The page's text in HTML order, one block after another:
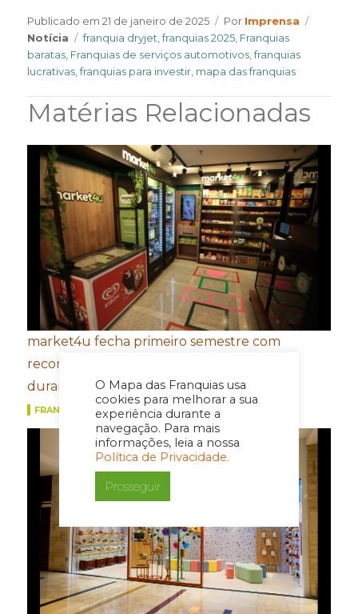
O Mapa das Franquias usa
cookies para melhorar a sua
experiência durante a
navegação. Para mais
informações, leia a nossa
Política de Privacidade.
Prosseguir
Publicado em21 de janeiro de 2025 Por Author
Imprensa
Notícia
Tags
franquia dryjet ,franquias 2025 Franquias
baratas Franquias de serviços automotivos ,franquias
lucrativas ,franquias para investir mapa das franquias
Matérias Relacionadas
market4u fecha primeiro semestre com
recordes de expansão, franquias e vendas
durante a Copa do Mundo
FRANQUIAS